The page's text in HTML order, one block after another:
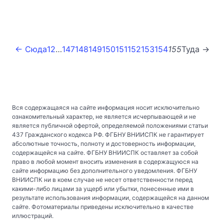
← Сюда12…147148149150151152153154155Туда →
Вся содержащаяся на сайте информация носит исключительно
ознакомительный характер, не является исчерпывающей и не
является публичной офертой, определяемой положениями статьи
437 Гражданского кодекса РФ. ФГБНУ ВНИИСПК не гарантирует
абсолютные точность, полноту и достоверность информации,
содержащейся на сайте. ФГБНУ ВНИИСПК оставляет за собой
право в любой момент вносить изменения в содержащуюся на
сайте информацию без дополнительного уведомления. ФГБНУ
ВНИИСПК ни в коем случае не несет ответственности перед
какими-либо лицами за ущерб или убытки, понесенные ими в
результате использования информации, содержащейся на данном
сайте. Фотоматериалы приведены исключительно в качестве
иллюстраций.